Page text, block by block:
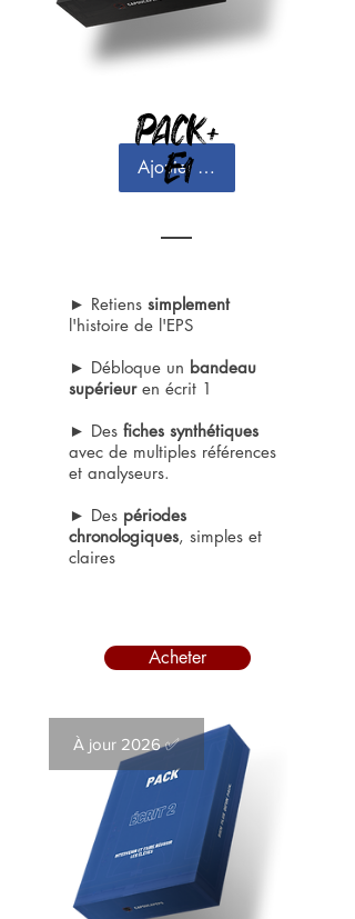
Ajouter au panier
PACK+
E1
► Retiens simplement
l'histoire de l'EPS
► Débloque un bandeau
supérieuren écrit 1
► Des fiches synthétiques
avec de multiples références
et analyseurs.
► Des périodes
chronologiques, simples et
claires
Acheter
À jour 2026 ✅